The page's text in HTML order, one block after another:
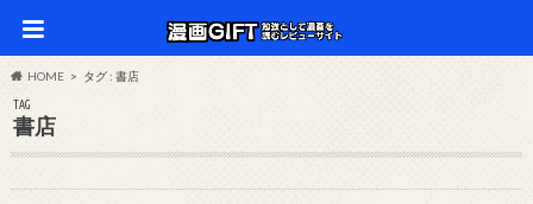
HOME タグ : 書店
TAG
書店